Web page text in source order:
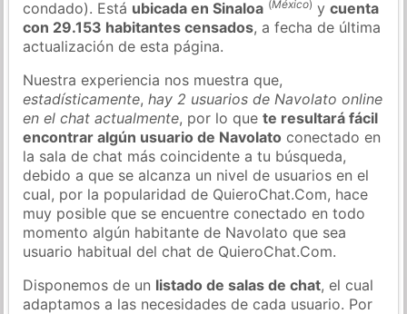
condado). Está ubicada en Sinaloa (México) ycuenta
con 29.153 habitantes censados, a fecha de última
actualización de esta página.
Nuestra experiencia nos muestra que,
estadísticamente,hay 2 usuarios de Navolato online
en el chat actualmente, por lo quete resultará fácil
encontrar algún usuario de Navolato conectado en
la sala de chat más coincidente a tu búsqueda,
debido a que se alcanza un nivel de usuarios en el
cual, por la popularidad de QuieroChat.Com, hace
muy posible que se encuentre conectado en todo
momento algún habitante de Navolato que sea
usuario habitual del chat de QuieroChat.Com.
Disponemos de un listado de salas de chat, el cual
adaptamos a las necesidades de cada usuario. Por